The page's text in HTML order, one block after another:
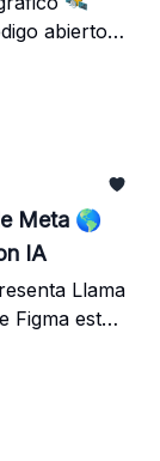
abierto
Meta 🌎
IA
Llama
Figma está